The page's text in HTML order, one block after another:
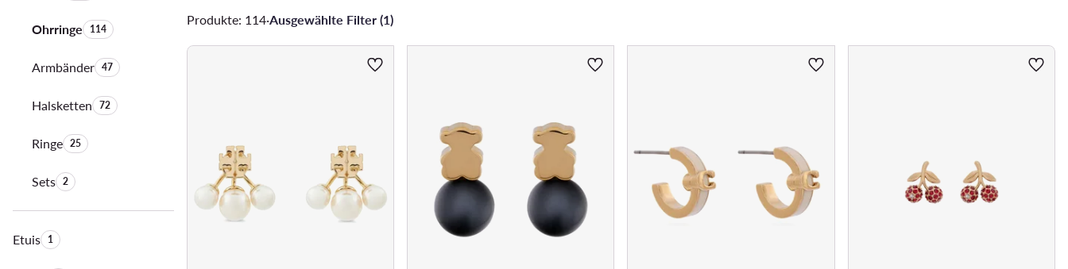
OhrringeAnzahl der Produkte:
114
ArmbänderAnzahl der Produkte:
47
HalskettenAnzahl der Produkte:
72
RingeAnzahl der Produkte:
25
SetsAnzahl der Produkte:
2
EtuisAnzahl der Produkte:
1
Produkte: 114·Ausgewählte Filter (1)